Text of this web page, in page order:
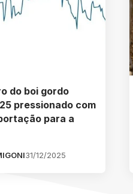
do boi gordo
pressionado com
para a
31/12/2025